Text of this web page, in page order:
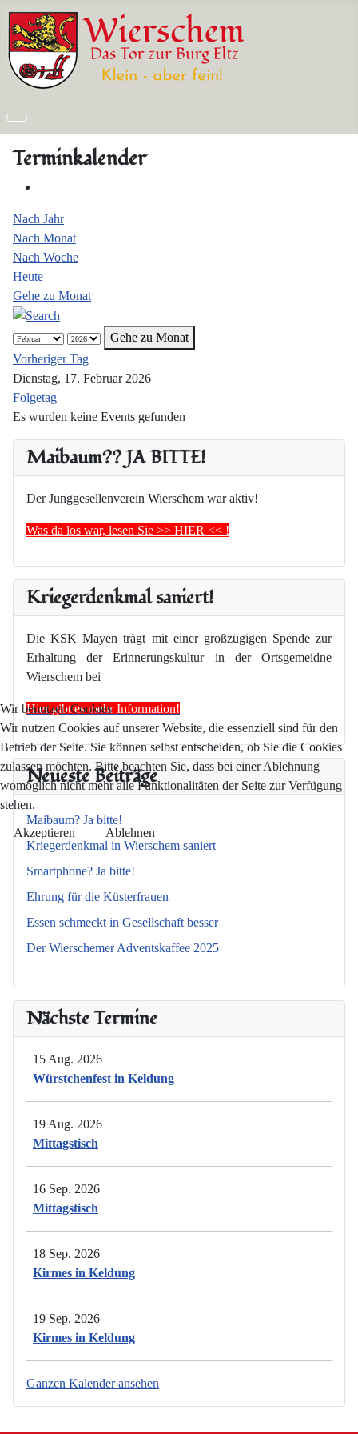
Maibaum?? JA BITTE!
Der Junggesellenverein Wierschem war aktiv!
Was da los war, lesen Sie >> HIER << !
Kriegerdenkmal saniert!
Die KSK Mayen trägt mit einer großzügigen Spende zur
Erhaltung der Erinnerungskultur in der Ortsgemeidne
Wierschem bei
Hier gibt es mehr Information!
Neueste Beiträge
Maibaum? Ja bitte!
Kriegerdenkmal in Wierschem saniert
Smartphone? Ja bitte!
Ehrung für die Küsterfrauen
Essen schmeckt in Gesellschaft besser
Der Wierschemer Adventskaffee 2025
Nächste Termine
15 Aug. 2026
Würstchenfest in Keldung
19 Aug. 2026
Mittagstisch
16 Sep. 2026
Mittagstisch
18 Sep. 2026
Kirmes in Keldung
19 Sep. 2026
Kirmes in Keldung
Ganzen Kalender ansehen
Terminkalender
Nach Jahr
Nach Monat
Nach Woche
Heute
Gehe zu Monat
Gehe zu Monat
Vorheriger Tag
Dienstag, 17. Februar 2026
Folgetag
Es wurden keine Events gefunden
Wir benutzen Cookies
Wir nutzen Cookies auf unserer Website, die essenziell sind für den
Betrieb der Seite. Sie können selbst entscheiden, ob Sie die Cookies
zulassen möchten. Bitte beachten Sie, dass bei einer Ablehnung
womöglich nicht mehr alle Funktionalitäten der Seite zur Verfügung
stehen.
Akzeptieren Ablehnen